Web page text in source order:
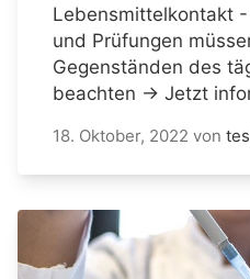
Lebensmittelkontakt
und Prüfungen
Gegenständen des
beachten → Jetzt
18. Oktober, 2022 von